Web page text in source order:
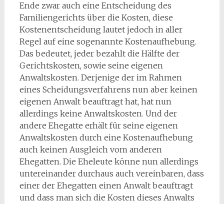
Ende zwar auch eine Entscheidung des
Familiengerichts über die Kosten, diese
Kostenentscheidung lautet jedoch in aller
Regel auf eine sogenannte Kostenaufhebung.
Das bedeutet, jeder bezahlt die Hälfte der
Gerichtskosten, sowie seine eigenen
Anwaltskosten. Derjenige der im Rahmen
eines Scheidungsverfahrens nun aber keinen
eigenen Anwalt beauftragt hat, hat nun
allerdings keine Anwaltskosten. Und der
andere Ehegatte erhält für seine eigenen
Anwaltskosten durch eine Kostenaufhebung
auch keinen Ausgleich vom anderen
Ehegatten. Die Eheleute könne nun allerdings
untereinander durchaus auch vereinbaren, dass
einer der Ehegatten einen Anwalt beauftragt
und dass man sich die Kosten dieses Anwalts